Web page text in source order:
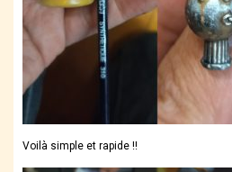
Voilà simple et rapide !!